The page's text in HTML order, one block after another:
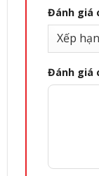
Đánh giá
Đánh giá